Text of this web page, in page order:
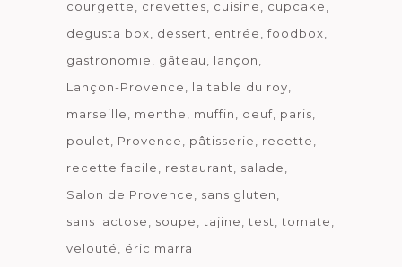
courgette
crevettes cuisine
cupcake
degusta box
dessert entrée
foodbox
gastronomie
gâteau
lançon
Lançon-Provence
la table du roy
marseille
menthe muffin oeuf paris
poulet
Provence pâtisserie
recette
recette facile
restaurant
salade
Salon de Provence
sans gluten
sans lactose
soupe tajine test
tomate
velouté
éric marra